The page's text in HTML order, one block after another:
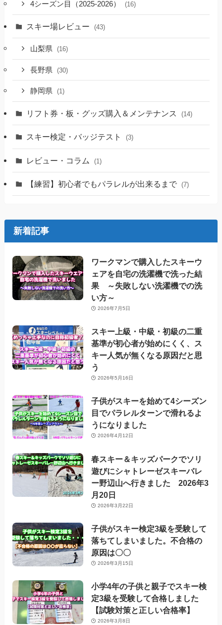
4シーズン目（2025-2026） (16)
スキー場レビュー (43)
山梨県 (16)
長野県 (30)
静岡県 (1)
リフト券・板・グッズ購入＆メンテナンス (14)
スキー検定・バッジテスト (3)
レビュー・コラム (1)
【練習】初心者でもパラレルが出来るまで (7)
新着記事
ワークマンで購入したスキーウ
ェアを自宅の洗濯機で洗った結
果 ～失敗しない洗濯機での洗
い方～
2026年7月5日
スキー上級・中級・初級の二重
基準が初心者が始めにくく、ス
キー人気が無くなる原因だと思
う
2026年5月16日
子供がスキーを始めて4シーズン
目でパラレルターンで滑れるよ
うになりました
2026年4月12日
春スキー＆キッズパークでソリ
遊びにシャトレーゼスキーバレ
ー野辺山へ行きました 2026年3
月20日
2026年3月22日
子供がスキー検定3級を受験して
落ちてしまいました。不合格の
原因は〇〇
2026年3月15日
小学4年の子供と親子でスキー検
定3級を受験して合格しました
【試験対策と正しい合格率】
2026年3月8日